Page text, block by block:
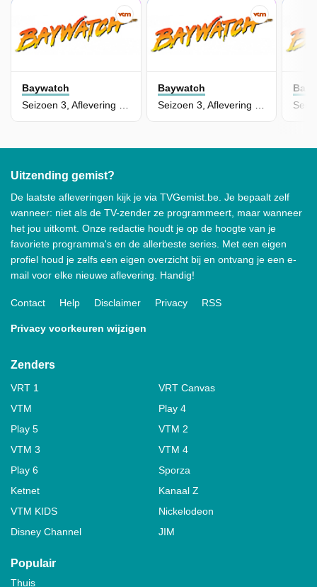
Baywatch
Baywatch
Uitzending gemist?
De laatste afleveringen kijk je via TVGemist.be. Je bepaalt zelf
wanneer: niet als de TV-zender ze programmeert, maar wanneer
het jou uitkomt. Onze redactie houdt je op de hoogte van je
favoriete programma's en de allerbeste series. Met een eigen
profiel houd je zelfs een eigen overzicht bij en ontvang je een e-
mail voor elke nieuwe aflevering. Handig!
Contact Help Disclaimer Privacy RSS
Privacy voorkeuren wijzigen
Zenders
VRT 1
VRT Canvas
VTM
Play 4
Play 5
VTM 2
VTM 3
VTM 4
Play 6
Sporza
Ketnet
Kanaal Z
VTM KIDS
Nickelodeon
Disney Channel
JIM
Populair
Thuis